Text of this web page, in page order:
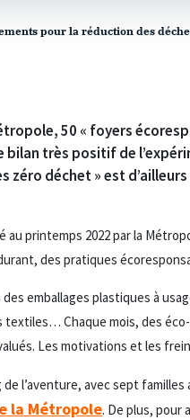
pour la réduction des
50 « foyers
bilan très positif de
zéro déchet » est
au printemps 2022 par la
des pratiques
emballages plastiques à
textiles… Chaque mois, des
Les motivations et les
l’aventure, avec sept
la Métropole. De plus, pour